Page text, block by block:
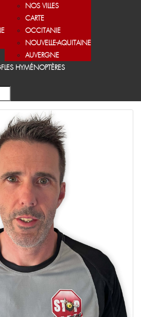
NOS VILLES
CARTE
OCCITANIE
NOUVELLE-AQUITAINE
AUVERGNE
LES HYMÉNOPTÈRES